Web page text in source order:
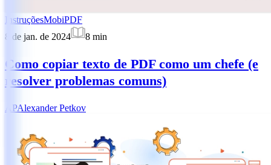
InstruçõesMobiPDF
8 de jan. de 2024
8 min
Como copiar texto de PDF como um chefe (e
resolver problemas comuns)
APAlexander Petkov